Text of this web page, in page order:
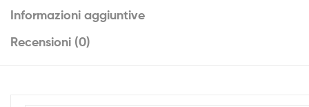
Informazioni aggiuntive
Recensioni (0)